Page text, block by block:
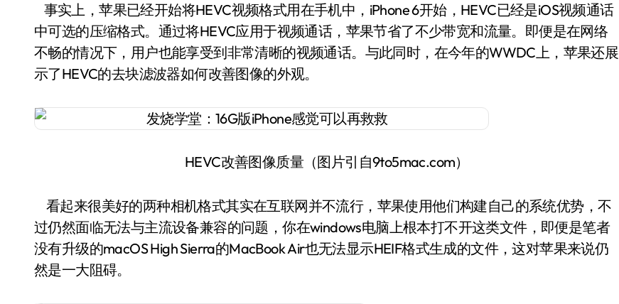
事实上，苹果已经开始将HEVC视频格式用在手机中，iPhone 6开始，HEVC已经是iOS视频通话
中可选的压缩格式。通过将HEVC应用于视频通话，苹果节省了不少带宽和流量。即便是在网络
不畅的情况下，用户也能享受到非常清晰的视频通话。与此同时，在今年的WWDC上，苹果还展
示了HEVC的去块滤波器如何改善图像的外观。
HEVC改善图像质量（图片引自9to5mac.com）
看起来很美好的两种相机格式其实在互联网并不流行，苹果使用他们构建自己的系统优势，不
过仍然面临无法与主流设备兼容的问题，你在windows电脑上根本打不开这类文件，即便是笔者
没有升级的macOS High Sierra的MacBook Air也无法显示HEIF格式生成的文件，这对苹果来说仍
然是一大阻碍。